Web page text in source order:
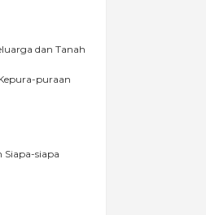
dan Tanah
puraan
Siapa-siapa